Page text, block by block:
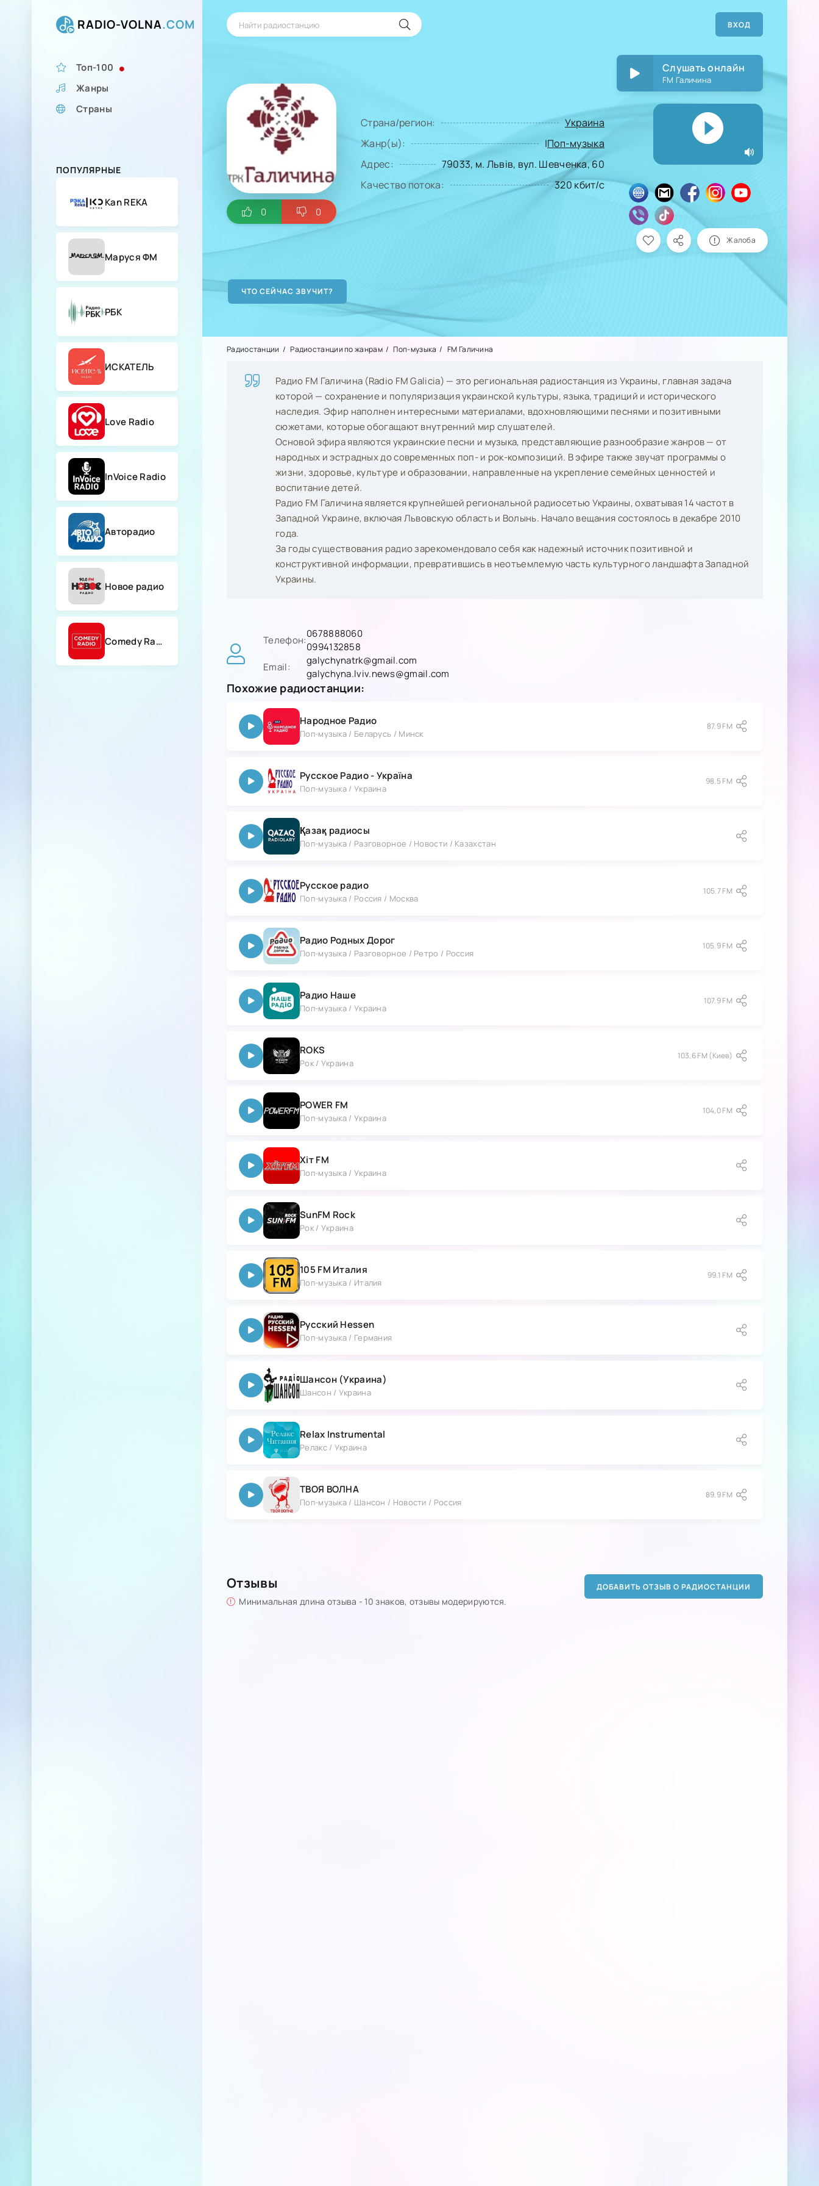
RADIO-VOLNA.COM ВХОД
Топ-100
Жанры
Страны
ПОПУЛЯРНЫЕ
Kan REKA
Маруся ФМ
РБК
ИСКАТЕЛЬ
Love Radio
InVoice Radio
Авторадио
Новое радио
Comedy Radio
0 0
Страна/регион:
Украина
Жанр(ы):
|Поп-музыка
Адрес:
79033, м. Львів, вул. Шевченка, 60
Качество потока:
320 кбит/с
Слушать онлайн
FM Галичина
Жалоба
Радиостанции Радиостанции по жанрам Поп-музыка FM Галичина
Радио FM Галичина (Radio FM Galicia) — это региональная радиостанция из Украины, главная задача
которой — сохранение и популяризация украинской культуры, языка, традиций и исторического
наследия. Эфир наполнен интересными материалами, вдохновляющими песнями и позитивными
сюжетами, которые обогащают внутренний мир слушателей.
Основой эфира являются украинские песни и музыка, представляющие разнообразие жанров — от
народных и эстрадных до современных поп- и рок-композиций. В эфире также звучат программы о
жизни, здоровье, культуре и образовании, направленные на укрепление семейных ценностей и
воспитание детей.
Радио FM Галичина является крупнейшей региональной радиосетью Украины, охватывая 14 частот в
Западной Украине, включая Львовскую область и Волынь. Начало вещания состоялось в декабре 2010
года.
За годы существования радио зарекомендовало себя как надежный источник позитивной и
конструктивной информации, превратившись в неотъемлемую часть культурного ландшафта Западной
Украины.
Телефон:
0678888060
0994132858
Email:
galychynatrk@gmail.com
galychyna.lviv.news@gmail.com
Похожие радиостанции:
Народное Радио
Поп-музыка / Беларусь / Минск
87.9 FM
Русское Радио - Україна
Поп-музыка / Украина
98.5 FM
Қазақ радиосы
Поп-музыка / Разговорное / Новости / Казахстан
Русское радио
Поп-музыка / Россия / Москва
105.7 FM
Радио Родных Дорог
Поп-музыка / Разговорное / Ретро / Россия
105.9 FM
Радио Наше
Поп-музыка / Украина
107.9 FM
ROKS
Рок / Украина
103,6 FM (Киев)
POWER FM
Поп-музыка / Украина
104,0 FM
Хіт FM
Поп-музыка / Украина
SunFM Rock
Рок / Украина
105 FM Италия
Поп-музыка / Италия
99.1 FM
Русский Hessen
Поп-музыка / Германия
Шансон (Украина)
Шансон / Украина
Relax Instrumental
Релакс / Украина
ТВОЯ ВОЛНА
Поп-музыка / Шансон / Новости / Россия
89.9 FM
Отзывы
Минимальная длина отзыва - 10 знаков, отзывы модерируются.
ДОБАВИТЬ ОТЗЫВ О РАДИОСТАНЦИИ